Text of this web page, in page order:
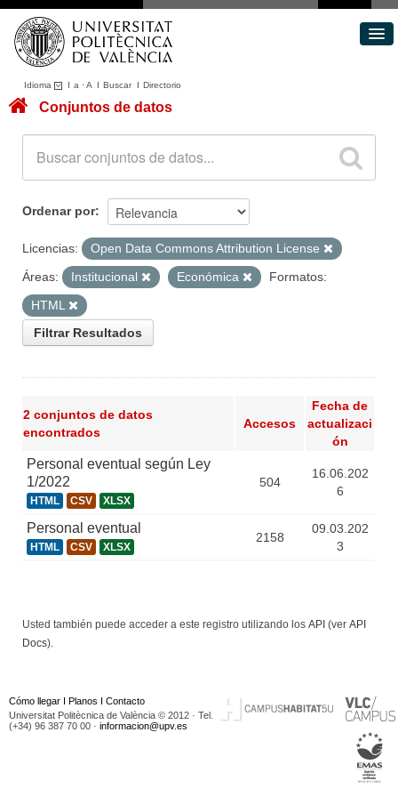
Idioma I a ·A I BuscarI Directorio
Conjuntos de datos
Acerca de
Portal de Transparencia
Conjuntos de datos
Ordenar por
Licencias:
Open Data Commons Attribution License
Áreas:
Institucional Económica
Formatos:
HTML
Filtrar Resultados
2 conjuntos de datos
encontrados
Accesos
Fecha de
actualizaci
ón
Personal eventual según Ley
1/2022
HTML CSV XLSX
504
16.06.202
6
Personal eventual
HTML CSV XLSX
2158
09.03.202
3
Usted también puede acceder a este registro utilizando los API (ver API
Docs).
Cómo llegar I Planos I Contacto
Universitat Politècnica de València © 2012 · Tel.
(+34) 96 387 70 00 · informacion@upv.es